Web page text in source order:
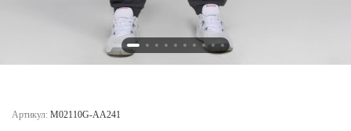
Хакасия (1)
Челябинская область (2)
Артикул: M02110G-AA241